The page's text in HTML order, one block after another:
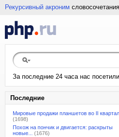
Рекурсивный акроним словосочетания
За последние 24 часа нас посетили
Последние
Мировые продажи планшетов во II
(1698)
Похож на пончик и двигается: раскрыты
новые...
(1676)